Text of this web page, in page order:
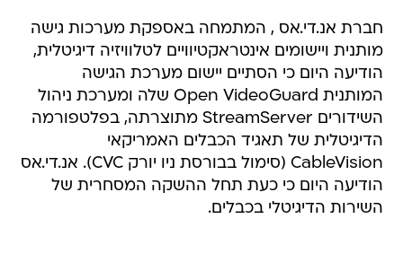
חברת אנ.די.אס , המתמחה באספקת מערכות גישה
מותנית ויישומים אינטראקטיוויים לטלוויזיה דיגיטלית,
הודיעה היום כי הסתיים יישום מערכת הגישה
המותנית Open VideoGuard שלה ומערכת ניהול
השידורים StreamServer מתוצרתה, בפלטפורמה
הדיגיטלית של תאגיד הכבלים האמריקאי
CableVision (סימול בבורסת ניו יורק CVC). אנ.די.אס
הודיעה היום כי כעת תחל ההשקה המסחרית של
השירות הדיגיטלי בכבלים.